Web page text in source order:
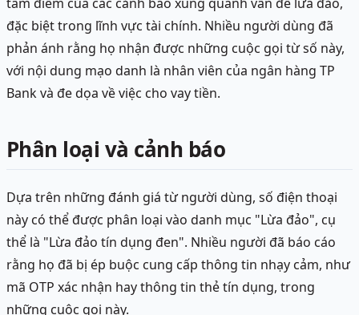
đặc biệt trong lĩnh vực tài chính. Nhiều người dùng đã
phản ánh rằng họ nhận được những cuộc gọi từ số này,
với nội dung mạo danh là nhân viên của ngân hàng TP
Bank và đe dọa về việc cho vay tiền.
Phân loại và cảnh báo
Dựa trên những đánh giá từ người dùng, số điện thoại
này có thể được phân loại vào danh mục "Lừa đảo", cụ
thể là "Lừa đảo tín dụng đen". Nhiều người đã báo cáo
rằng họ đã bị ép buộc cung cấp thông tin nhạy cảm, như
mã OTP xác nhận hay thông tin thẻ tín dụng, trong
những cuộc gọi này.